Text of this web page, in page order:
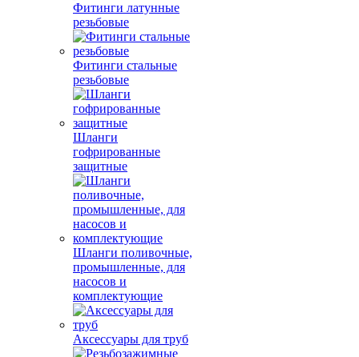
Фитинги латунные
резьбовые
Фитинги стальные
резьбовые
Шланги
гофрированные
защитные
Шланги поливочные,
промышленные, для
насосов и
комплектующие
Аксессуары для труб